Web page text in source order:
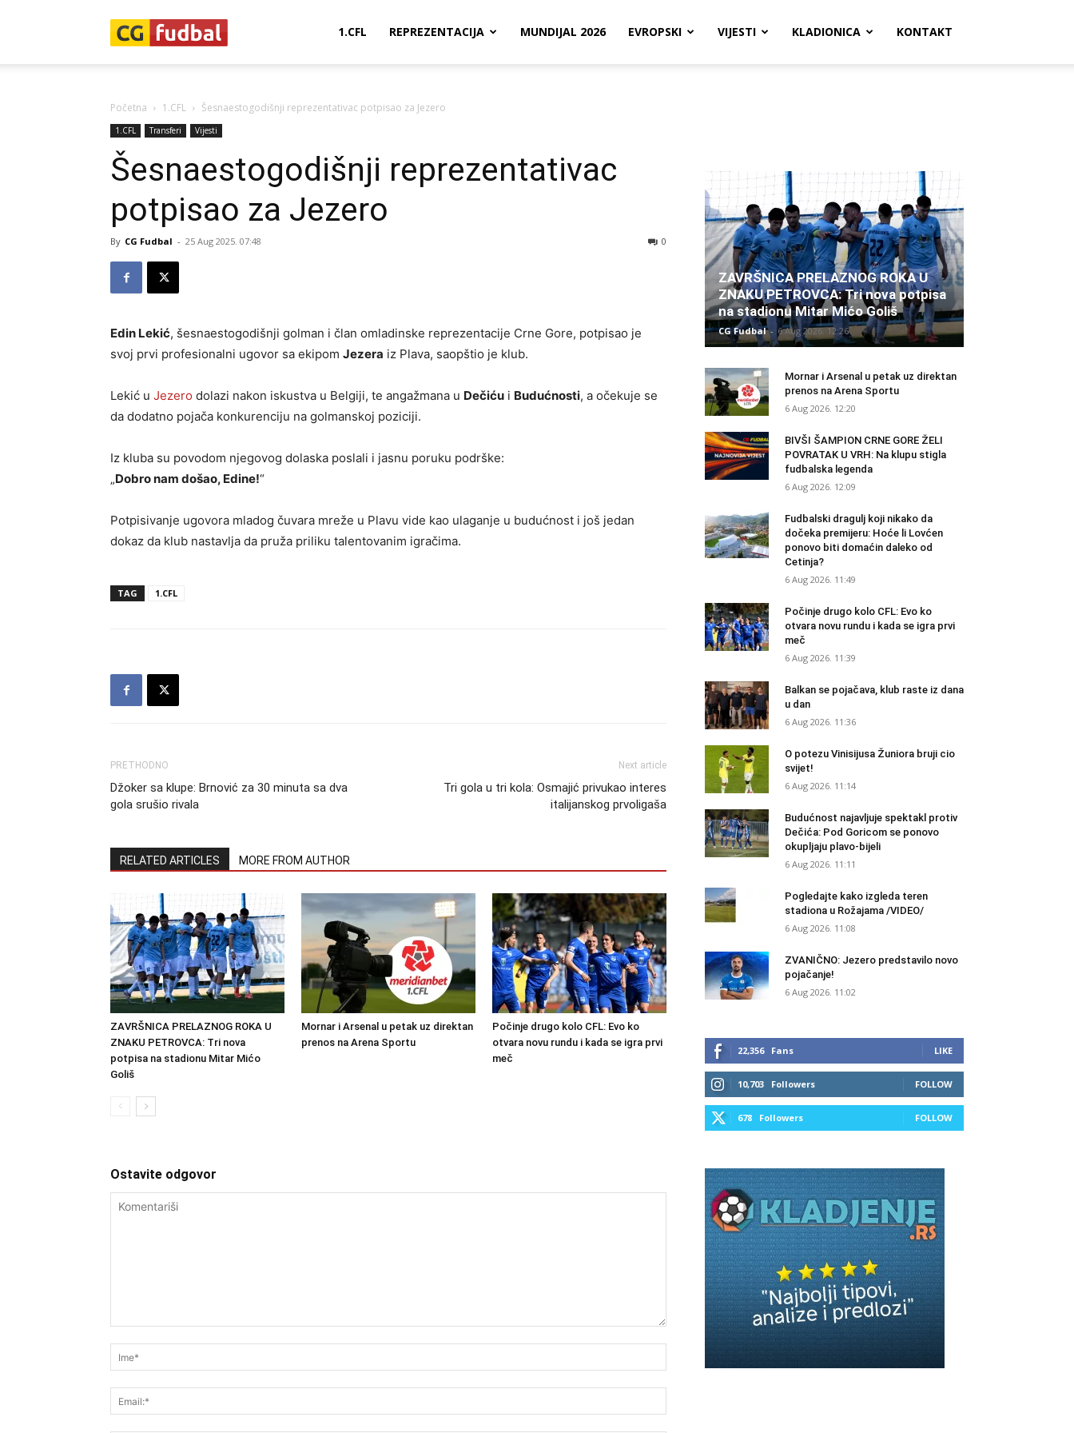
1.CFL REPREZENTACIJA MUNDIJAL 2026 EVROPSKI VIJESTI KLADIONICA KONTAKT
Početna 1.CFL Šesnaestogodišnji reprezentativac potpisao za Jezero
1.CFL Transferi Vijesti
Šesnaestogodišnji reprezentativac
potpisao za Jezero
By CG Fudbal - 25 Aug 2025. 07:48 0
Edin Lekić, šesnaestogodišnji golman i član omladinske reprezentacije Crne Gore, potpisao je
svoj prvi profesionalni ugovor sa ekipom Jezera iz Plava, saopštio je klub.
Lekić u Jezero dolazi nakon iskustva u Belgiji, te angažmana u Dečiću i Budućnosti, a očekuje se
da dodatno pojača konkurenciju na golmanskoj poziciji.
Iz kluba su povodom njegovog dolaska poslali i jasnu poruku podrške:
„Dobro nam došao, Edine!“
Potpisivanje ugovora mladog čuvara mreže u Plavu vide kao ulaganje u budućnost i još jedan
dokaz da klub nastavlja da pruža priliku talentovanim igračima.
TAG 1.CFL
PRETHODNO
Džoker sa klupe: Brnović za 30 minuta sa dva
gola srušio rivala
Next article
Tri gola u tri kola: Osmajić privukao interes
italijanskog prvoligaša
RELATED ARTICLES MORE FROM AUTHOR
ZAVRŠNICA PRELAZNOG ROKA U
ZNAKU PETROVCA: Tri nova
potpisa na stadionu Mitar Mićo
Goliš
Mornar i Arsenal u petak uz direktan
prenos na Arena Sportu
Počinje drugo kolo CFL: Evo ko
otvara novu rundu i kada se igra prvi
meč
Ostavite odgovor
ZAVRŠNICA PRELAZNOG ROKA U
ZNAKU PETROVCA: Tri nova potpisa
na stadionu Mitar Mićo Goliš
CG Fudbal - 6 Aug 2026. 12:26
Mornar i Arsenal u petak uz direktan
prenos na Arena Sportu
6 Aug 2026. 12:20
BIVŠI ŠAMPION CRNE GORE ŽELI
POVRATAK U VRH: Na klupu stigla
fudbalska legenda
6 Aug 2026. 12:09
Fudbalski dragulj koji nikako da
dočeka premijeru: Hoće li Lovćen
ponovo biti domaćin daleko od
Cetinja?
6 Aug 2026. 11:49
Počinje drugo kolo CFL: Evo ko
otvara novu rundu i kada se igra prvi
meč
6 Aug 2026. 11:39
Balkan se pojačava, klub raste iz dana
u dan
6 Aug 2026. 11:36
O potezu Vinisijusa Žuniora bruji cio
svijet!
6 Aug 2026. 11:14
Budućnost najavljuje spektakl protiv
Dečića: Pod Goricom se ponovo
okupljaju plavo-bijeli
6 Aug 2026. 11:11
Pogledajte kako izgleda teren
stadiona u Rožajama /VIDEO/
6 Aug 2026. 11:08
ZVANIČNO: Jezero predstavilo novo
pojačanje!
6 Aug 2026. 11:02
22,356 Fans LIKE
10,703 Followers FOLLOW
678 Followers FOLLOW